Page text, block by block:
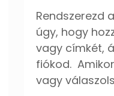
Rendszerezd
úgy, hogy
vagy címkét,
fiókod.
vagy